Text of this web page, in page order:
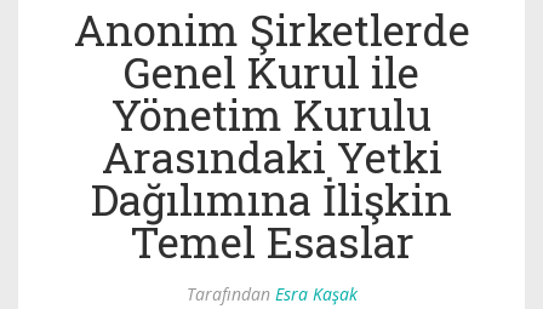
Anonim Şirketlerde
Genel Kurul ile
Yönetim Kurulu
Arasındaki Yetki
Dağılımına İlişkin
Temel Esaslar
Tarafından Esra Kaşak